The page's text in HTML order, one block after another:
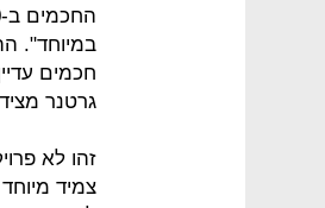
במיוחד".
גרטנר מצידה
זהו לא
צמיד